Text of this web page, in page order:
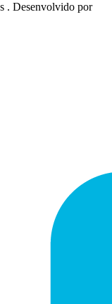
. Desenvolvido por